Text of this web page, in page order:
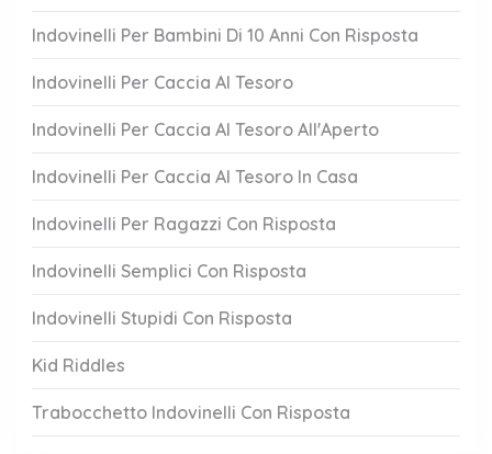
Indovinelli Per Bambini Di 10 Anni Con Risposta
Indovinelli Per Caccia Al Tesoro
Indovinelli Per Caccia Al Tesoro All'Aperto
Indovinelli Per Caccia Al Tesoro In Casa
Indovinelli Per Ragazzi Con Risposta
Indovinelli Semplici Con Risposta
Indovinelli Stupidi Con Risposta
Kid Riddles
Trabocchetto Indovinelli Con Risposta